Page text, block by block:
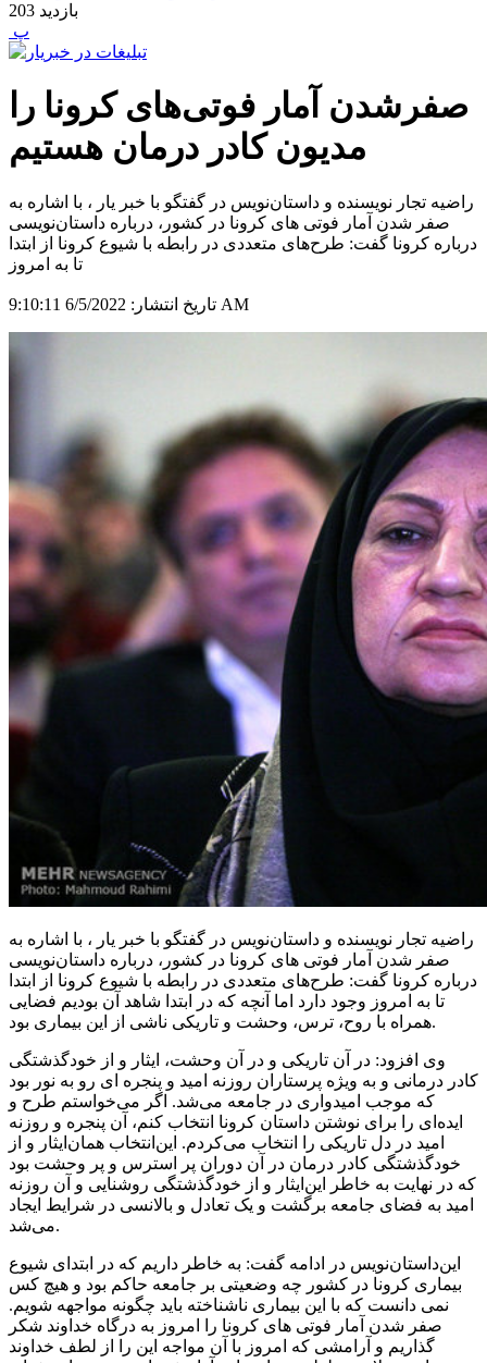
203 بازدید
‍ پ
صفرشدن آمار فوتی‌های کرونا را
مدیون کادر درمان هستیم
راضیه تجار نویسنده و داستان‌نویس در گفتگو با خبر یار ، با اشاره به
صفر شدن آمار فوتی های کرونا در کشور، درباره داستان‌نویسی
درباره کرونا گفت: طرح‌های متعددی در رابطه با شیوع کرونا از ابتدا
تا به امروز
تاریخ انتشار: 6/5/2022 9:10:11 AM
راضیه تجار نویسنده و داستان‌نویس در گفتگو با خبر یار ، با اشاره به
صفر شدن آمار فوتی های کرونا در کشور، درباره داستان‌نویسی
درباره کرونا گفت: طرح‌های متعددی در رابطه با شیوع کرونا از ابتدا
تا به امروز وجود دارد اما آنچه که در ابتدا شاهد آن بودیم فضایی
همراه با روح، ترس، وحشت و تاریکی ناشی از این بیماری بود.
وی افزود: در آن تاریکی و در آن وحشت، ایثار و از خودگذشتگی
کادر درمانی و به ویژه پرستاران روزنه امید و پنجره ای رو به نور بود
که موجب امیدواری در جامعه می‌شد. اگر می‌خواستم طرح و
ایده‌ای را برای نوشتن داستان کرونا انتخاب کنم، آن پنجره و روزنه
امید در دل تاریکی را انتخاب می‌کردم. این‌انتخاب همان‌ایثار و از
خودگذشتگی کادر درمان در آن دوران پر استرس و پر وحشت بود
که در نهایت به خاطر این‌ایثار و از خودگذشتگی روشنایی و آن روزنه
امید به فضای جامعه برگشت و یک تعادل و بالانسی در شرایط ایجاد
می‌شد.
این‌داستان‌نویس در ادامه گفت: به خاطر داریم که در ابتدای شیوع
بیماری کرونا در کشور چه وضعیتی بر جامعه حاکم بود و هیچ کس
نمی دانست که با این بیماری ناشناخته باید چگونه مواجهه شویم.
صفر شدن آمار فوتی های کرونا را امروز به درگاه خداوند شکر
گذاریم و آرامشی که امروز با آن مواجه این را از لطف خداوند